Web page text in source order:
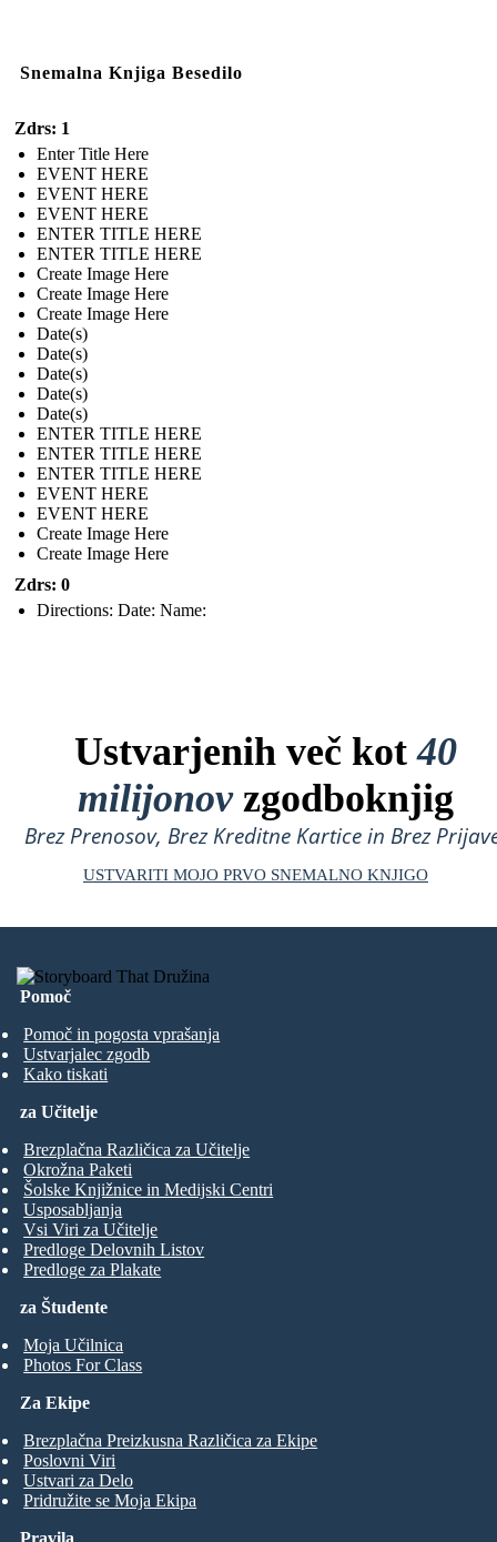
Snemalna Knjiga Besedilo
Zdrs: 1
Enter Title Here
EVENT HERE
EVENT HERE
EVENT HERE
ENTER TITLE HERE
ENTER TITLE HERE
Create Image Here
Create Image Here
Create Image Here
Date(s)
Date(s)
Date(s)
Date(s)
Date(s)
ENTER TITLE HERE
ENTER TITLE HERE
ENTER TITLE HERE
EVENT HERE
EVENT HERE
Create Image Here
Create Image Here
Zdrs: 0
Directions: Date: Name:
Ustvarjenih več kot40
milijonovzgodboknjig
Brez Prenosov, Brez Kreditne Kartice in Brez
USTVARITI MOJO PRVO SNEMALNO KNJIGO
Pomoč
Pomoč in pogosta vprašanja
Ustvarjalec zgodb
Kako tiskati
za Študente
Moja Učilnica
Photos For Class
za Učitelje
Brezplačna Različica za Učitelje
Okrožna Paketi
Šolske Knjižnice in Medijski Centri
Usposabljanja
Vsi Viri za Učitelje
Predloge Delovnih Listov
Predloge za Plakate
Za Ekipe
Brezplačna Preizkusna Različica za Ekipe
Poslovni Viri
Ustvari za Delo
Pridružite se Moja Ekipa
Pravila